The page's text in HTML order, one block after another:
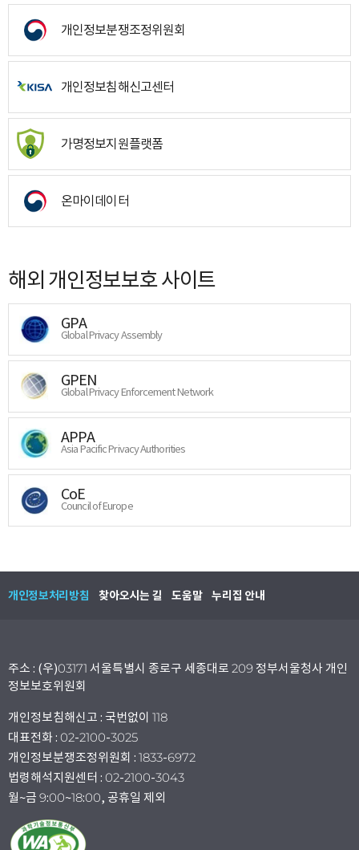
개인정보분쟁조정위원회
개인정보침해신고센터
가명정보지원플랫폼
온마이데이터
해외 개인정보보호 사이트
GPA
Global Privacy Assembly
GPEN
Global Privacy Enforcement Network
APPA
Asia Pacific Privacy Authorities
CoE
Council of Europe
개인정보처리방침 찾아오시는 길 도움말 누리집 안내
주소 : (우)03171 서울특별시 종로구 세종대로 209 정부서울청사 개인
정보보호위원회
개인정보침해신고 : 국번없이 118
대표전화 : 02-2100-3025
개인정보분쟁조정위원회 : 1833-6972
법령해석지원센터 : 02-2100-3043
월~금 9:00~18:00, 공휴일 제외